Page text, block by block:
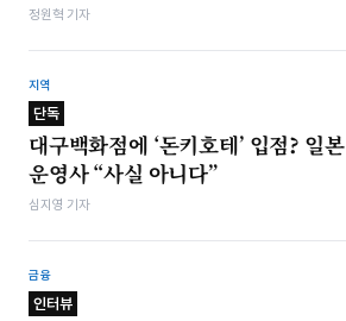
정원혁 기자
지역
단독
대구백화점에 ‘돈키호테’ 입점? 일본
운영사 “사실 아니다”
심지영 기자
금융
인터뷰